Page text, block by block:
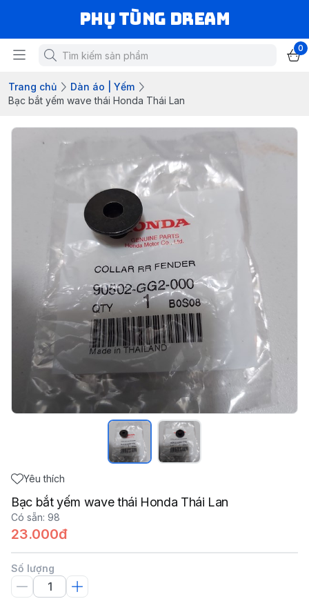
Phụ Tùng Dream
0
Trang chủ
Dàn áo | Yếm
Bạc bắt yếm wave thái Honda Thái Lan
Yêu thích
Bạc bắt yếm wave thái Honda Thái Lan
Có sẵn: 98
23.000đ
Số lượng